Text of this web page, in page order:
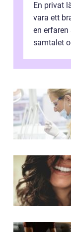
En privat
vara ett
en
samtalet